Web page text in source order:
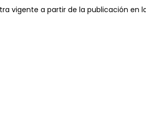
vigente a partir de la publicación en